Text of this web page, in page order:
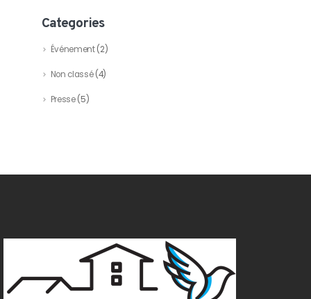
Categories
Événement(2)
Non classé(4)
Presse(5)